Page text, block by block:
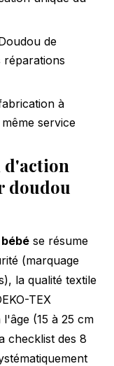
de
réparations
à
service
d'action
doudou
se résume
(marquage
la qualité textile
TEX
(15 à 25 cm
checklist des 8